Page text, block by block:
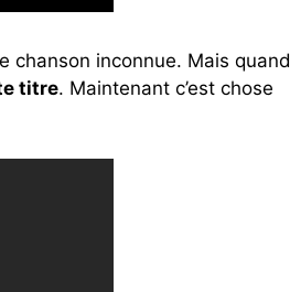
chanson inconnue. Mais quand
titre. Maintenant c’est chose